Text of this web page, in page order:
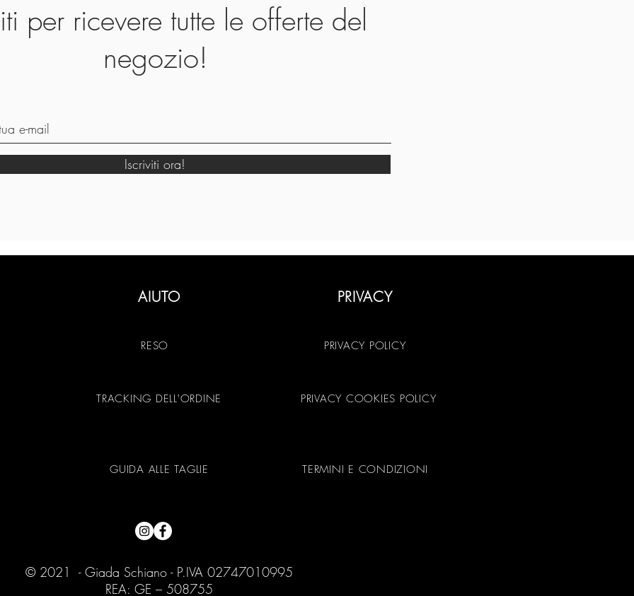
per ricevere tutte le offerte del
negozio!
Iscriviti ora!
AIUTO
RESO
TRACKING DELL'ORDINE
GUIDA ALLE TAGLIE
PRIVACY
PRIVACY POLICY
PRIVACY COOKIES POLICY
TERMINI E CONDIZIONI
© 2021 - Giada Schiano - P.IVA 02747010995
REA: GE – 508755